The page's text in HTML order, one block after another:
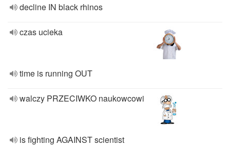
decline IN black rhinos
czas ucieka
time is running OUT
walczy PRZECIWKO naukowcowi
is fighting AGAINST scientist